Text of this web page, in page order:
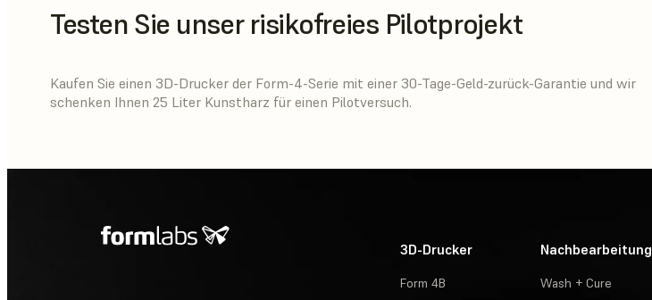
Testen Sie unser risikofreies Pilotprojekt
Kaufen Sie einen 3D-Drucker der Form-4-Serie mit einer 30-Tage-Geld-zurück-Garantie und wir
schenken Ihnen 25 Liter Kunstharz für einen Pilotversuch.
3D-Drucker
Form 4B
Nachbearbeitung
Wash + Cure